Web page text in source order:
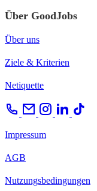
Über GoodJobs
Über uns
Ziele & Kriterien
Netiquette
Impressum
AGB
Nutzungsbedingungen